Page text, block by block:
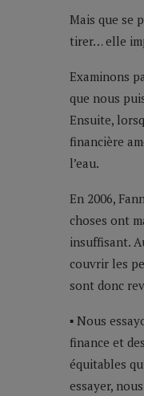
Mais que se
tirer… elle
Examinons
que nous
Ensuite,
financière
l’eau.
En 2006,
choses ont
insuffisant.
couvrir les
sont donc
▪ Nous
finance et
équitables
essayer,